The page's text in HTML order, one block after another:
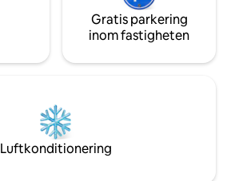
Gratis parkering
inom fastigheten
Luftkonditionering